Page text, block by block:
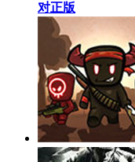
对正版